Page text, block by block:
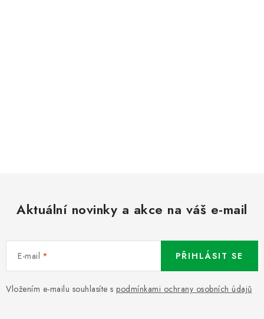
Aktuální novinky a akce na váš e-mail
E-mail
Vložením e-mailu souhlasíte s podmínkami ochrany osobních údajů
PŘIHLÁSIT SE